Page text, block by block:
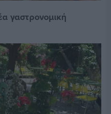
γαστρονομική